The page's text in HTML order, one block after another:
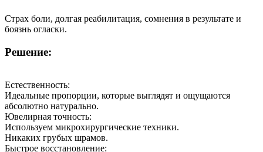
Страх боли, долгая реабилитация, сомнения в результате и
боязнь огласки.
Решение:
Естественность:
Идеальные пропорции, которые выглядят и ощущаются
абсолютно натурально.
Ювелирная точность:
Используем микрохирургические техники.
Никаких грубых шрамов.
Быстрое восстановление: